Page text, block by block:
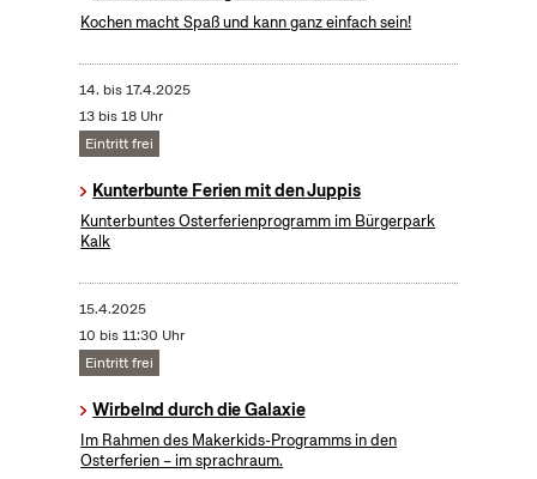
Kochen macht Spaß und kann ganz einfach sein!
14. bis17.4.2025
13 bis 18 Uhr
Eintritt frei
Kunterbunte Ferien mit den Juppis
Kunterbuntes Osterferienprogramm im Bürgerpark
Kalk
15.4.2025
10 bis 11:30 Uhr
Eintritt frei
Wirbelnd durch die Galaxie
Im Rahmen des Makerkids-Programms in den
Osterferien – im sprachraum.